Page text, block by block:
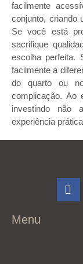
facilmente
conjunto, criando
Se você está
sacrifique
escolha perfeita.
facilmente a
do quarto ou
complicação. Ao
investindo não
experiência
Menu